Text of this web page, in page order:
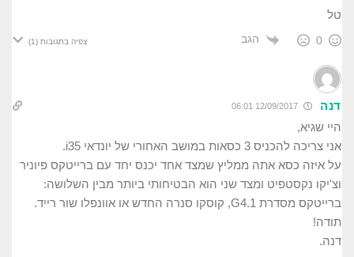
טל
0 הגב צפיה בתגובות (1)
דנה 12/09/2017 06:01
היי שגיא,
אני צריכה להכניס 3 כסאות במושב האחורי של יונדאי i35.
על איזה כסא אתה ממליץ שמצד אחד יכנס יחד עם ברייטקס פיוניר
וצ'יקו נקסטפיט ומצד שני הוא הבטיחותי ביותר מבין השלושה:
ברייטקס מסדרת G4.1, קוסקו סנרה החדש או אוונפלו שור רייד.
תודה!
דנה.